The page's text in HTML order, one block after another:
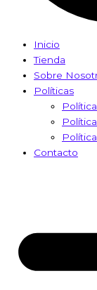
Inicio
Tienda
Sobre
Políticas
Contacto